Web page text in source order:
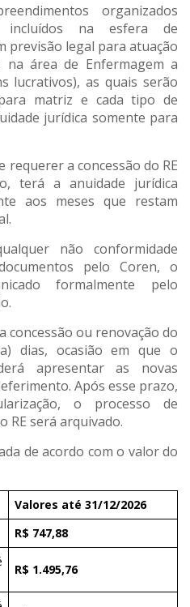
organizados
incluídos na esfera de
previsão legal para atuação
área de Enfermagem a
lucrativos), as quais serão
matriz e cada tipo de
jurídica somente para
requerer a concessão do RE
terá a anuidade jurídica
aos meses que restam
não conformidade
pelo Coren, o
formalmente pelo
concessão ou renovação do
dias, ocasião em que o
apresentar as novas
Após esse prazo,
o processo de
RE será arquivado.
de acordo com o valor do
Valores até 31/12/2026
R$ 747,88
R$ 1.495,76